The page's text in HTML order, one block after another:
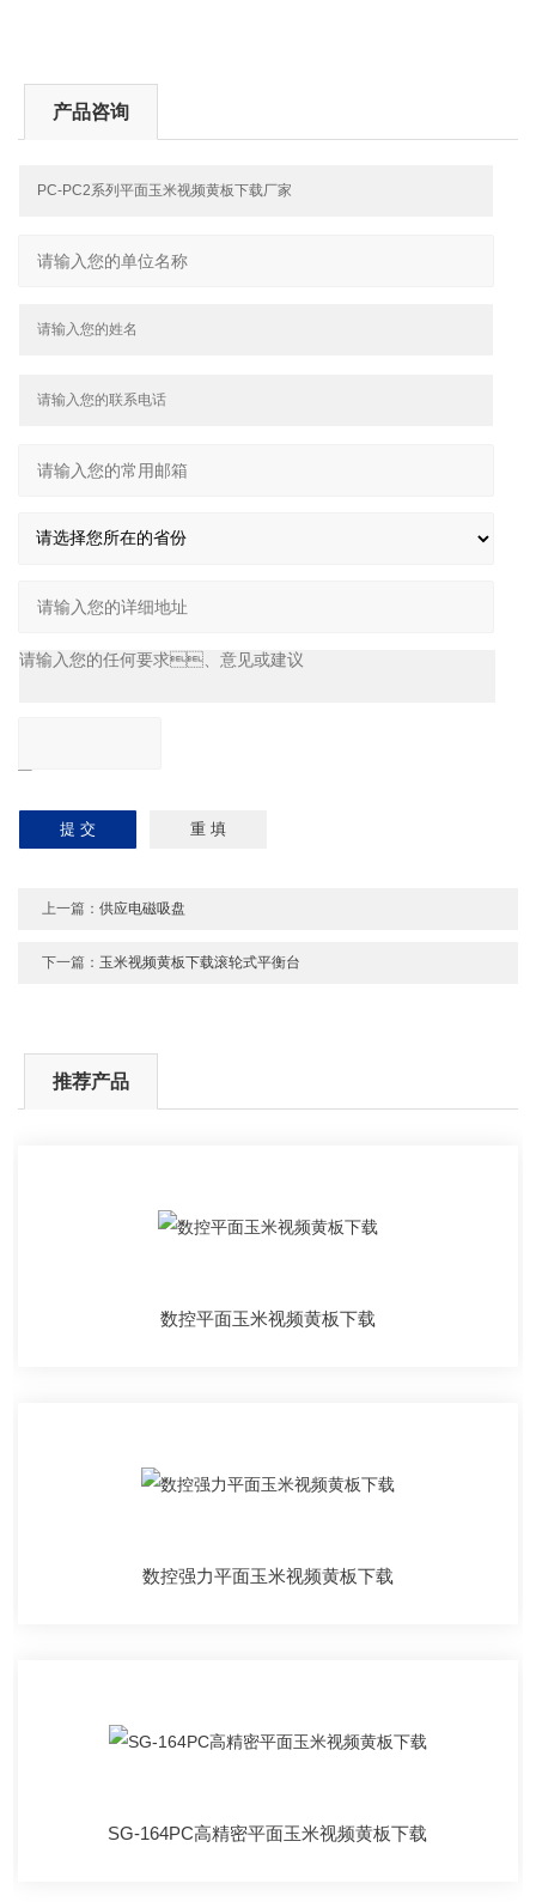
产品咨询
上一篇：供应电磁吸盘
下一篇： 玉米视频黄板下载滚轮式平衡台
推荐产品
数控平面玉米视频黄板下载
数控强力平面玉米视频黄板下载
SG-164PC高精密平面玉米视频黄板下载